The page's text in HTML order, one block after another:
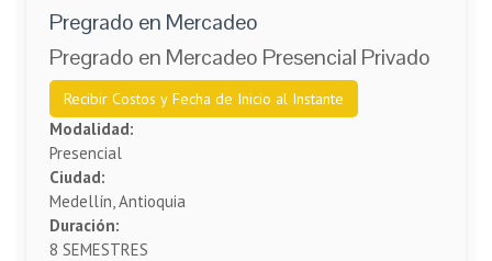
Pregrado en Mercadeo
Pregrado en Mercadeo Presencial Privado
Recibir Costos y Fecha de Inicio al Instante
Modalidad:
Presencial
Ciudad:
Medellín, Antioquia
Duración:
8 SEMESTRES